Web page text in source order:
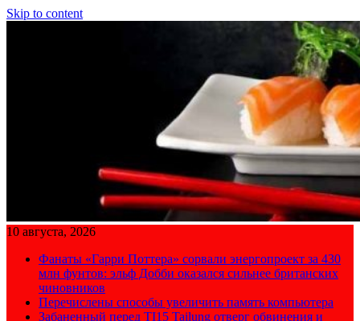
Skip to content
10 августа, 2026
Фанаты «Гарри Поттера» сорвали энергопроект за 430
млн фунтов: эльф Добби оказался сильнее британских
чиновников
Перечислены способы увеличить память компьютера
Забаненный перед TI15 Tailung отверг обвинения и